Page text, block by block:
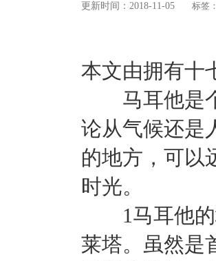
更新时间：2018-11-05 标签：
本文由拥有十
马耳他是个
论从气候还是
的地方，可以
时光。
1马耳他的
莱塔。虽然是